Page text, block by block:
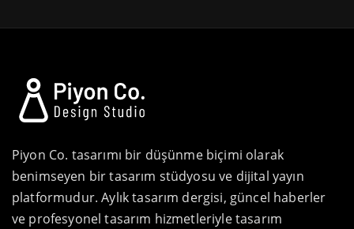
Piyon Co. tasarımı bir düşünme biçimi olarak
benimseyen bir tasarım stüdyosu ve dijital yayın
platformudur. Aylık tasarım dergisi, güncel haberler
ve profesyonel tasarım hizmetleriyle tasarım